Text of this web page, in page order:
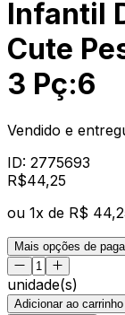
Infantil
Cute
3 Pç:6
Vendido e
ID: 2775693
R$44,25
ou 1x de R$
Mais opções de
unidade(s)
Adicionar ao carrinho